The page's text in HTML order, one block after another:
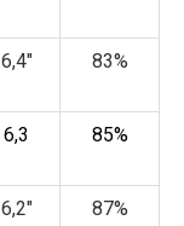
6,4″ 83%
6,3 85%
6,2″ 87%